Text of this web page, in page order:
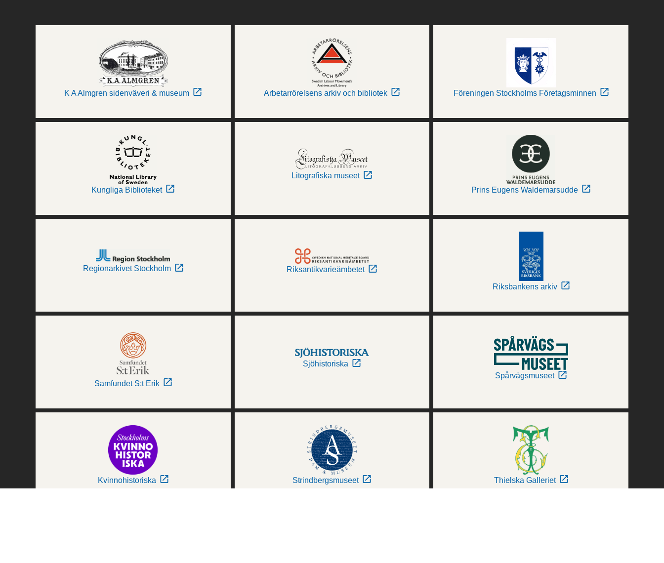
K A Almgren sidenväveri & museum Arbetarrörelsens arkiv och bibliotek Föreningen Stockholms Företagsminnen
Kungliga Biblioteket
Litografiska museet
Prins Eugens Waldemarsudde
Regionarkivet Stockholm Riksantikvarieämbetet
Riksbankens arkiv
Samfundet S:t Erik
Sjöhistoriska
Spårvägsmuseet
Kvinnohistoriska Strindbergsmuseet Thielska Galleriet